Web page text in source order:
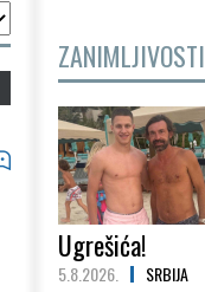
ZANIMLJIVOSTI
Ugrešića!
5.8.2026. SRBIJA